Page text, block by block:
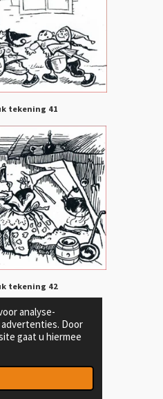
analyse-
Door
gaat u hiermee
tekening 41
tekening 42